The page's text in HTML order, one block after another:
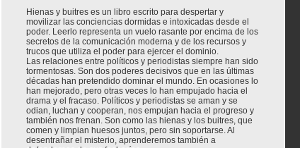
Hienas y buitres es un libro escrito para despertar y
movilizar las conciencias dormidas e intoxicadas desde el
poder. Leerlo representa un vuelo rasante por encima de los
secretos de la comunicación moderna y de los recursos y
trucos que utiliza el poder para ejercer el dominio.
Las relaciones entre políticos y periodistas siempre han sido
tormentosas. Son dos poderes decisivos que en las últimas
décadas han pretendido dominar el mundo. En ocasiones lo
han mejorado, pero otras veces lo han empujado hacia el
drama y el fracaso. Políticos y periodistas se aman y se
odian, luchan y cooperan, nos empujan hacia el progreso y
también nos frenan. Son como las hienas y los buitres, que
comen y limpian huesos juntos, pero sin soportarse. Al
desentrañar el misterio, aprenderemos también a